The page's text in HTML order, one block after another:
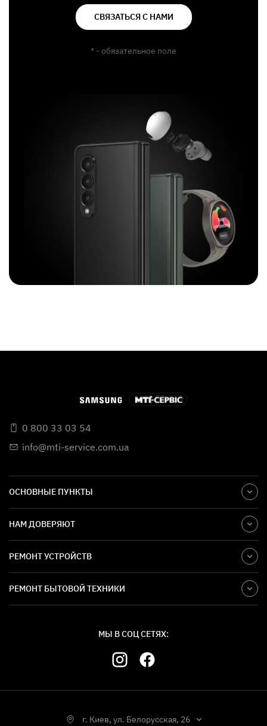
СВЯЗАТЬСЯ С НАМИ
* - обязательное поле
0 800 33 03 54
info@mti-service.com.ua
ОСНОВНЫЕ ПУНКТЫ
НАМ ДОВЕРЯЮТ
РЕМОНТ УСТРОЙСТВ
РЕМОНТ БЫТОВОЙ ТЕХНИКИ
МЫ В СОЦ СЕТЯХ:
г. Киев, ул. Белорусская, 26